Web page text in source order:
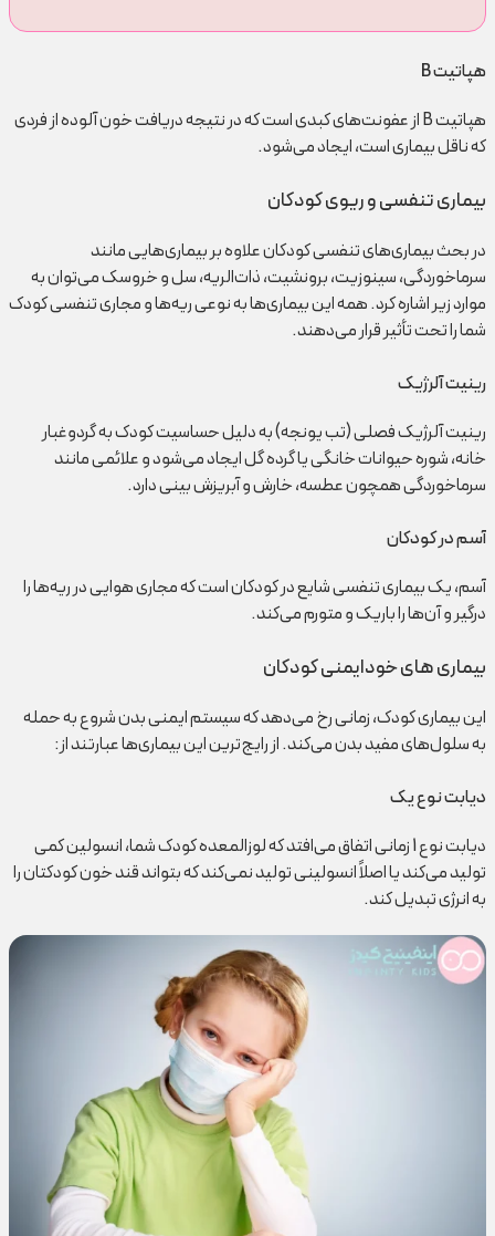
هپاتیت B
هپاتیت B از عفونت‌های کبدی است که در نتیجه دریافت خون آلوده از فردی
که ناقل بیماری است، ایجاد می‌شود.
بیماری تنفسی و ریوی کودکان
در بحث بیماری‌های تنفسی کودکان علاوه بر بیماری‌هایی مانند
سرماخوردگی، سینوزیت، برونشیت، ذات‌الریه، سل و خروسک می‌توان به
موارد زیر اشاره کرد. همه این بیماری‌ها به نوعی ریه‌ها و مجاری تنفسی کودک
شما را تحت تأثیر قرار می‌دهند.
رینیت آلرژیک
رینیت آلرژیک فصلی (تب یونجه) به دلیل حساسیت کودک به گردوغبار
خانه، شوره حیوانات خانگی یا گرده گل ایجاد می‌شود و علائمی مانند
سرماخوردگی همچون عطسه، خارش و آبریزش بینی دارد.
آسم در کودکان
آسم، یک بیماری تنفسی شایع در کودکان است که مجاری هوایی در ریه‌ها را
درگیر و آن‌ها را باریک و متورم می‌کند.
بیماری های خودایمنی کودکان
این بیماری کودک، زمانی رخ می‌دهد که سیستم ایمنی بدن شروع به حمله
به سلول‌های مفید بدن می‌کند. از رایج‌ترین این بیماری‌ها عبارتند از:
دیابت نوع یک
دیابت نوع 1 زمانی اتفاق می‌افتد که لوزالمعده کودک شما، انسولین کمی
تولید می‌کند یا اصلاً انسولینی تولید نمی‌کند که بتواند قند خون کودکتان را
به انرژی تبدیل کند.